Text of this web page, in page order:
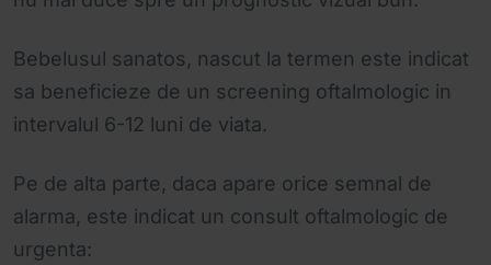
Bebelusul sanatos, nascut la termen este indicat
sa beneficieze de un screening oftalmologic in
intervalul 6-12 luni de viata.
Pe de alta parte, daca apare orice semnal de
alarma, este indicat un consult oftalmologic de
urgenta: